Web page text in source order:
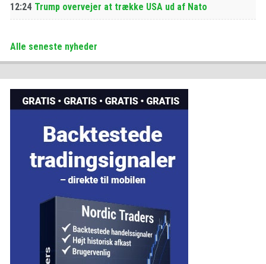
12:24 Trump overvejer at trække USA ud af Nato
Alle seneste nyheder